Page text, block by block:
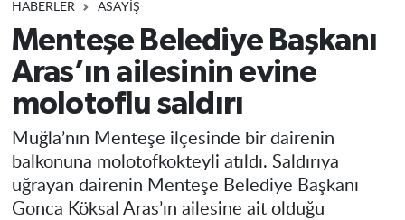
HABERLER ASAYIŞ
Menteşe Belediye Başkanı
Aras’ın ailesinin evine
molotoflu saldırı
Muğla’nın Menteşe ilçesinde bir dairenin
balkonuna molotofkokteyli atıldı. Saldırıya
uğrayan dairenin Menteşe Belediye Başkanı
Gonca Köksal Aras’ın ailesine ait olduğu
Turgutlu
Salihli
Saruhanlı
Soma
Manisa Trafik Yoğunluk Haritası
Süper Lig Puan Durumu ve Fikstür
Tüm Manşetler
Son Dakika Haberleri